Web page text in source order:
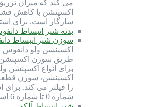
می کند که میزان
سازگار است. برای استعلام قمیت اکسپنشن ولو
بدنه شیر انبساط
سوزن شیر انبساط
اکسپنشن ولو دانفوس
طریق سوزن اکسپنشن
اکسپنشن، سوزن
شماره 0 تا شماره 6 استفاده کرد. برای اکسپنشن بدنه 5 دانفوس می توان از سوزن شماره 1 تا شماره 4 استفاده کرد. برای…